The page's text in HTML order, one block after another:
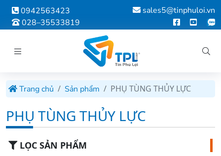
0942563423
028–35533819
sales5@tinphuloi.vn
Trang chủ Sản phẩm PHỤ TÙNG THỦY LỰC
PHỤ TÙNG THỦY LỰC
LỌC SẢN PHẨM